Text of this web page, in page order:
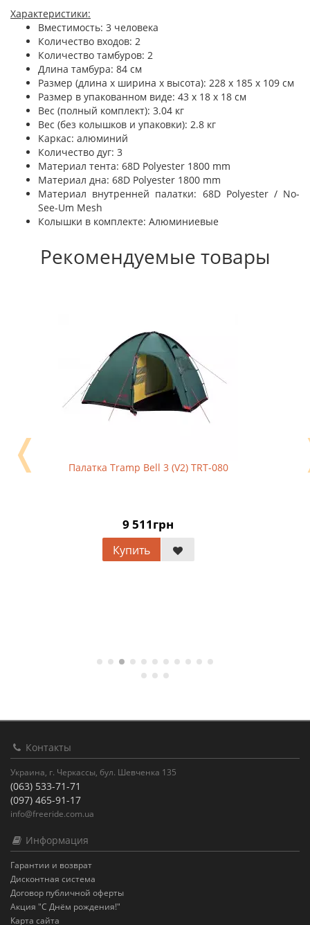
Характеристики:
Вместимость: 3 человека
Количество входов: 2
Количество тамбуров: 2
Длина тамбура: 84 см
Размер (длина х ширина х высота): 228 х 185 х 109 см
Размер в упакованном виде: 43 х 18 х 18 см
Вес (полный комплект): 3.04 кг
Вес (без колышков и упаковки): 2.8 кг
Каркас: алюминий
Количество дуг: 3
Материал тента: 68D Polyester 1800 mm
Материал дна: 68D Polyester 1800 mm
Материал внутренней палатки: 68D Polyester / No-
See-Um Mesh
Колышки в комплекте: Алюминиевые
Рекомендуемые товары
Палатка Tramp Bell 3 (V2) TRT-080
9 511грн
Купить
❬
Контакты
Украина, г. Черкассы, бул. Шевченка 135
(063) 533-71-71
(097) 465-91-17
info@freeride.com.ua
Информация
Гарантии и возврат
Дисконтная система
Договор публичной оферты
Акция "С Днём рождения!"
Карта сайта